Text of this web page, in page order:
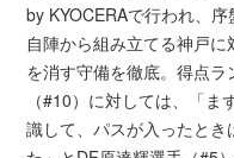
by KYOCERAで行われ、序
自陣から組み立てる神戸
を消す守備を徹底。得点
（#10）に対しては、「
識して、パスが入ったと